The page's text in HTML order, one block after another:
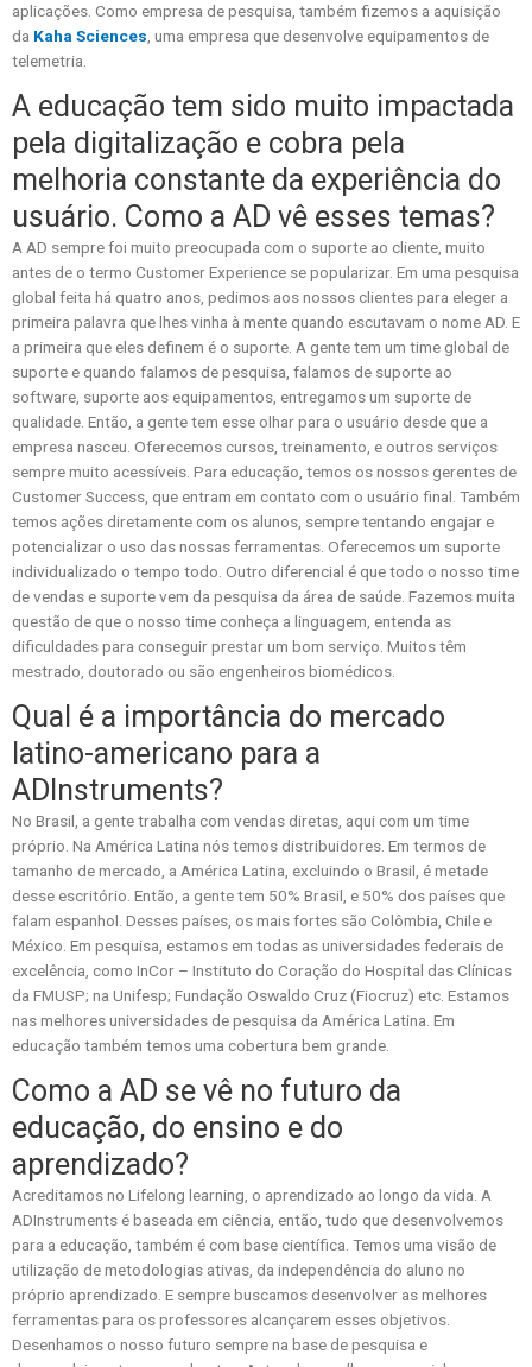
aplicações. Como empresa de pesquisa, também fizemos a aquisição
da Kaha Sciences, uma empresa que desenvolve equipamentos de
telemetria.
A educação tem sido muito impactada
pela digitalização e cobra pela
melhoria constante da experiência do
usuário. Como a AD vê esses temas?
A AD sempre foi muito preocupada com o suporte ao cliente, muito
antes de o termo Customer Experience se popularizar. Em uma pesquisa
global feita há quatro anos, pedimos aos nossos clientes para eleger a
primeira palavra que lhes vinha à mente quando escutavam o nome AD. E
a primeira que eles definem é o suporte. A gente tem um time global de
suporte e quando falamos de pesquisa, falamos de suporte ao
software, suporte aos equipamentos, entregamos um suporte de
qualidade. Então, a gente tem esse olhar para o usuário desde que a
empresa nasceu. Oferecemos cursos, treinamento, e outros serviços
sempre muito acessíveis. Para educação, temos os nossos gerentes de
Customer Success, que entram em contato com o usuário final. Também
temos ações diretamente com os alunos, sempre tentando engajar e
potencializar o uso das nossas ferramentas. Oferecemos um suporte
individualizado o tempo todo. Outro diferencial é que todo o nosso time
de vendas e suporte vem da pesquisa da área de saúde. Fazemos muita
questão de que o nosso time conheça a linguagem, entenda as
dificuldades para conseguir prestar um bom serviço. Muitos têm
mestrado, doutorado ou são engenheiros biomédicos.
Qual é a importância do mercado
latino-americano para a
ADInstruments?
No Brasil, a gente trabalha com vendas diretas, aqui com um time
próprio. Na América Latina nós temos distribuidores. Em termos de
tamanho de mercado, a América Latina, excluindo o Brasil, é metade
desse escritório. Então, a gente tem 50% Brasil, e 50% dos países que
falam espanhol. Desses países, os mais fortes são Colômbia, Chile e
México. Em pesquisa, estamos em todas as universidades federais de
excelência, como InCor – Instituto do Coração do Hospital das Clínicas
da FMUSP; na Unifesp; Fundação Oswaldo Cruz (Fiocruz) etc. Estamos
nas melhores universidades de pesquisa da América Latina. Em
educação também temos uma cobertura bem grande.
Como a AD se vê no futuro da
educação, do ensino e do
aprendizado?
Acreditamos no Lifelong learning, o aprendizado ao longo da vida. A
ADInstruments é baseada em ciência, então, tudo que desenvolvemos
para a educação, também é com base científica. Temos uma visão de
utilização de metodologias ativas, da independência do aluno no
próprio aprendizado. E sempre buscamos desenvolver as melhores
ferramentas para os professores alcançarem esses objetivos.
Desenhamos o nosso futuro sempre na base de pesquisa e